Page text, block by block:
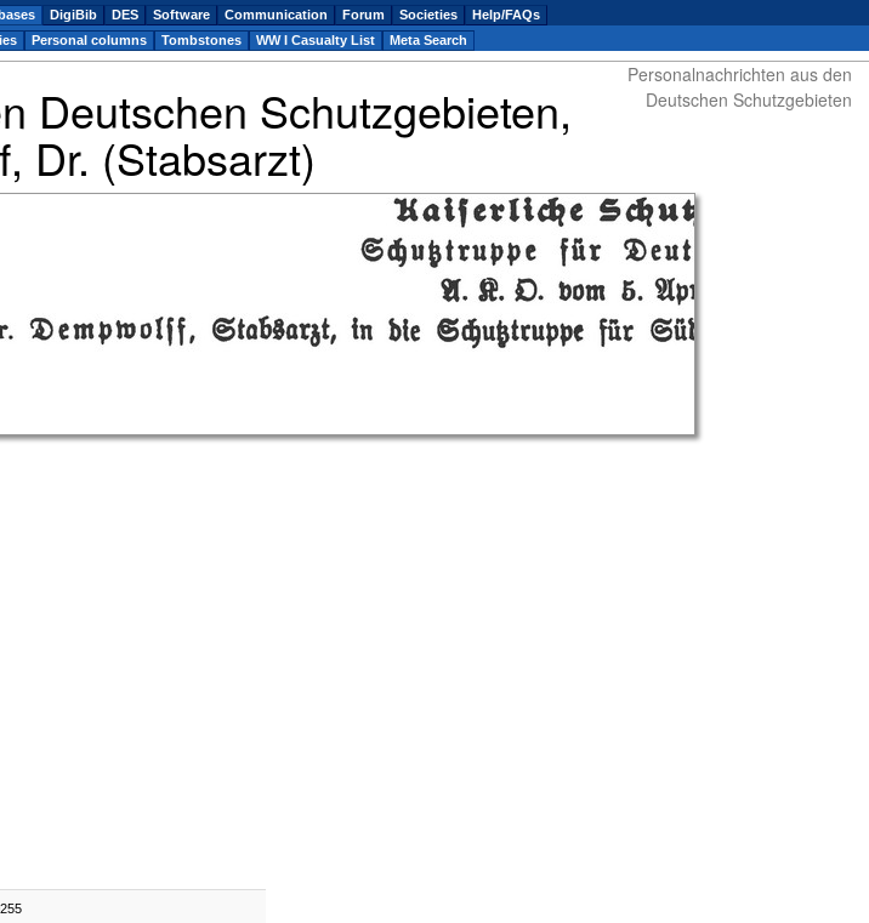
Deutschen Schutzgebieten,
Dr. (Stabsarzt)
Personalnachrichten aus den
Deutschen Schutzgebieten
DigiBib DES Software Communication Forum Societies
Help/FAQs
Personal columns Tombstones WW I Casualty List Meta Search